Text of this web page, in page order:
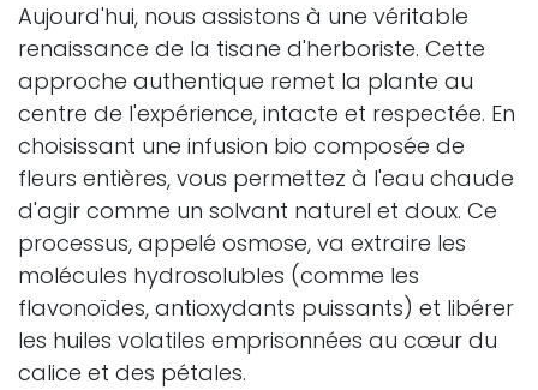
Aujourd'hui, nous assistons à une véritable
renaissance de la tisane d'herboriste. Cette
approche authentique remet la plante au
centre de l'expérience, intacte et respectée. En
choisissant une infusion bio composée de
fleurs entières, vous permettez à l'eau chaude
d'agir comme un solvant naturel et doux. Ce
processus, appelé osmose, va extraire les
molécules hydrosolubles (comme les
flavonoïdes, antioxydants puissants) et libérer
les huiles volatiles emprisonnées au cœur du
calice et des pétales.